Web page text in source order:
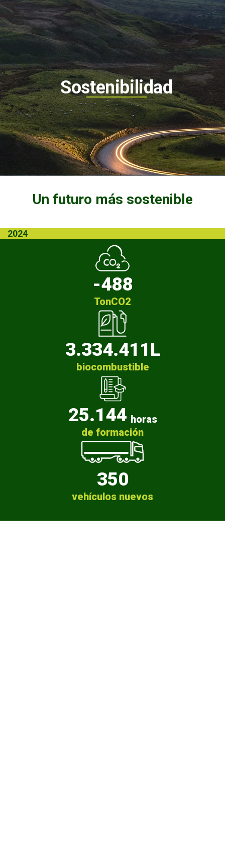
Sostenibilidad
Un futuro más sostenible
2024
-488
TonCO2
3.334.411L
biocombustible
25.144 horas
de formación
350
vehículos nuevos